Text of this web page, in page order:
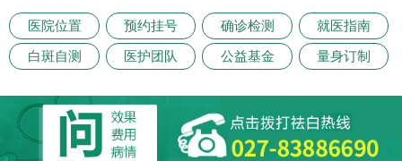
医院位置 预约挂号 确诊检测 就医指南
白斑自测 医护团队 公益基金 量身订制